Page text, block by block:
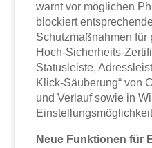
warnt vor möglichen
blockiert
Schutzmaßnahmen für
Hoch-Sicherheits-
Statusleiste,
Klick-Säuberung“ von
und Verlauf sowie in
Neue Funktionen für